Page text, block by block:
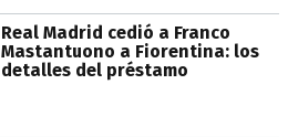
Real Madrid cedió a Franco
Mastantuono a Fiorentina: los
detalles del préstamo